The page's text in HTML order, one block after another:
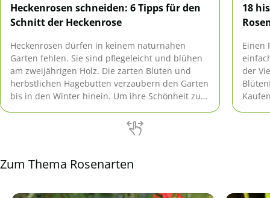
Heckenrosen schneiden: 6 Tipps für den
Schnitt der Heckenrose
Heckenrosen dürfen in keinem naturnahen
Garten fehlen. Sie sind pflegeleicht und blühen
am zweijährigen Holz. Die zarten Blüten und
herbstlichen Hagebutten verzaubern den Garten
bis in den Winter hinein. Um ihre Schönheit zu
18
Einen
der
Zum Thema Rosenarten